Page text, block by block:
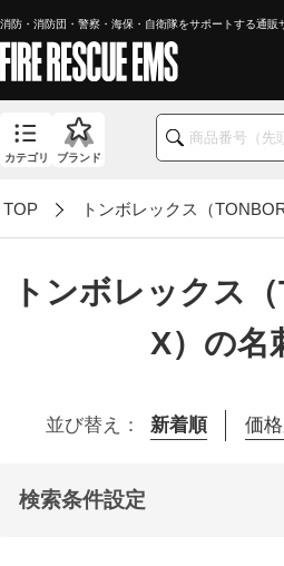
消防・消防団・警察・海保・自衛隊をサポートする通販
カテゴリ ブランド
TOP トンボレックス（
トンボレックス
X）の名
並び替え： 新着順 価
検索条件設定